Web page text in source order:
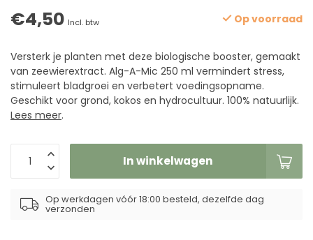
€4,50 Incl. btw Op voorraad
Versterk je planten met deze biologische booster, gemaakt
van zeewierextract. Alg-A-Mic 250 ml vermindert stress,
stimuleert bladgroei en verbetert voedingsopname.
Geschikt voor grond, kokos en hydrocultuur. 100% natuurlijk.
Lees meer.
In winkelwagen
Op werkdagen vóór 18:00 besteld, dezelfde dag
verzonden